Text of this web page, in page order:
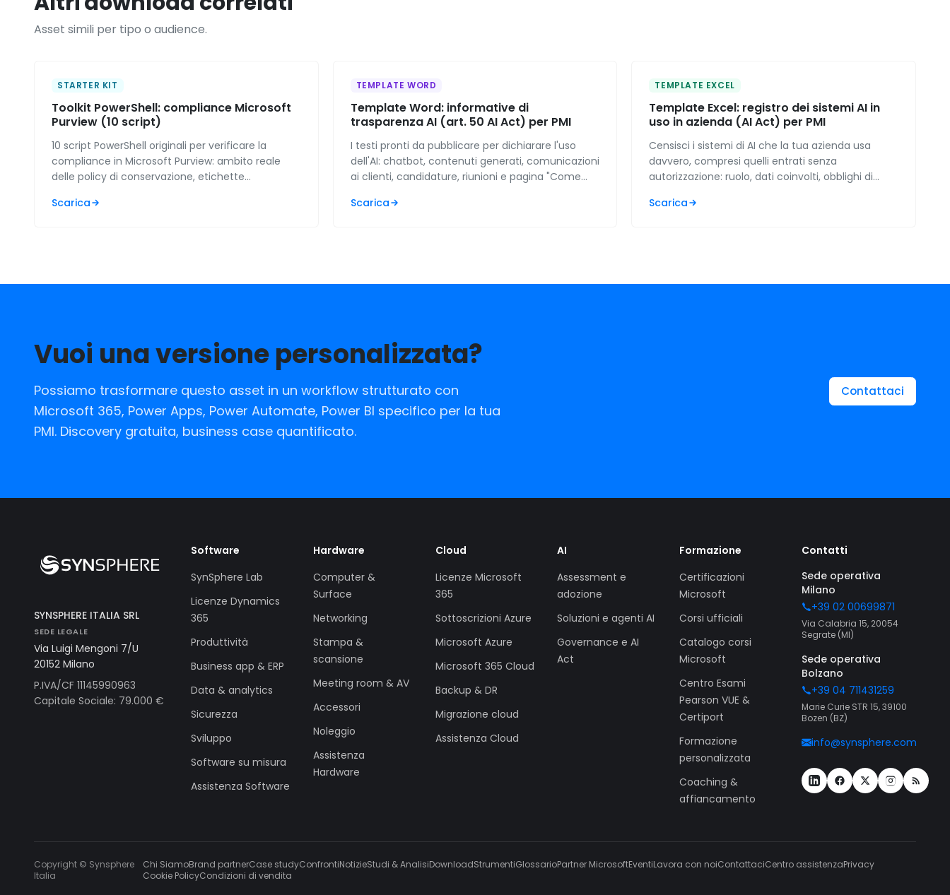
Asset simili per tipo o audience.
STARTER KIT
Toolkit PowerShell: compliance Microsoft
Purview (10 script)
10 script PowerShell originali per verificare la
compliance in Microsoft Purview: ambito reale
delle policy di conservazione, etichette
simulazione e stato del log di controllo. Per IT
Scarica
TEMPLATE WORD
Template Word: informative di
trasparenza AI (art. 50 AI Act) per PMI
I testi pronti da pubblicare per dichiarare l'uso
dell'AI: chatbot, contenuti generati, comunicazioni
ai clienti, candidature, riunioni e pagina "Come
serve.
Scarica
TEMPLATE EXCEL
Template Excel: registro dei sistemi AI in
uso in azienda (AI Act) per PMI
Censisci i sistemi di AI che la tua azienda usa
davvero, compresi quelli entrati senza
autorizzazione: ruolo, dati coinvolti, obblighi di
scoperti contati da solo.
Scarica
Vuoi una versione personalizzata?
Possiamo trasformare questo asset in un workflow strutturato con
Microsoft 365, Power Apps, Power Automate, Power BI specifico per la tua
PMI. Discovery gratuita, business case quantificato.
Contattaci
SYNSPHERE ITALIA SRL
SEDE LEGALE
Via Luigi Mengoni 7/U
20152 Milano
P.IVA/CF 11145990963
Capitale Sociale: 79.000 €
Software
SynSphere Lab
Licenze Dynamics
365
Produttività
Business app & ERP
Data & analytics
Sicurezza
Sviluppo
Software su misura
Assistenza Software
Hardware
Computer &
Surface
Networking
Stampa &
scansione
Meeting room & AV
Accessori
Noleggio
Assistenza
Hardware
Cloud
Licenze Microsoft
365
Sottoscrizioni Azure
Microsoft Azure
Microsoft 365 Cloud
Backup & DR
Migrazione cloud
Assistenza Cloud
AI
Assessment e
adozione
Soluzioni e agenti AI
Governance e AI
Act
Formazione
Certificazioni
Microsoft
Corsi ufficiali
Catalogo corsi
Microsoft
Centro Esami
Pearson VUE &
Certiport
Formazione
personalizzata
Coaching &
affiancamento
Contatti
Sede operativa
Milano
+39 02 00699871
Via Calabria 15, 20054
Segrate (MI)
Sede operativa
Bolzano
+39 04 711431259
Marie Curie STR 15, 39100
Bozen (BZ)
info@synsphere.com
Copyright © Synsphere
Italia
Chi SiamoBrand partnerCase studyConfrontiNotizieStudi & AnalisiDownloadStrumentiGlossarioPartner MicrosoftEventiLavora con noiContattaciCentro assistenzaPrivacy
Cookie PolicyCondizioni di vendita